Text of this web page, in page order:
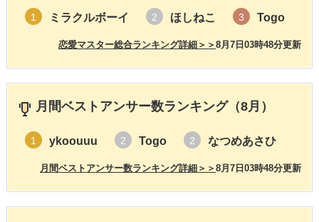
1 ミラクルボーイ 2 ほしねこ 3 Togo
8月7日03時48分更新
恋愛マスター総合ランキング詳細＞＞
月間ベストアンサー数ランキング（8月）
1 ykoouuu 2 Togo 2 なつめあさひ
8月7日03時48分更新
月間ベストアンサー数ランキング詳細＞＞